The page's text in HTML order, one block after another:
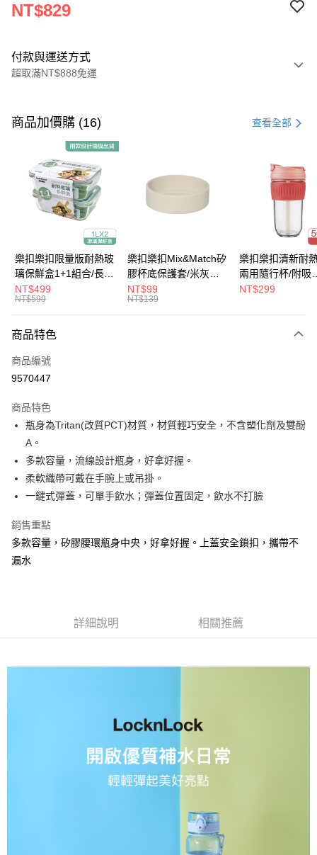
NT$829
付款與運送方式
超取滿NT$888免運
信用卡一次付款
Apple Pay
街口支付
大哥付你分期
相關說明
【大哥付你分期使用說明】
1.本服務由台灣大哥大提供，台灣大哥大用戶可立即使用無須另外申請。
成交易。
4.訂單成立30分鐘內，如未前往確認交易或遇審核未通過，訂單將自動取
消。如遇「轉專審核」未通過狀況，表示未達大哥付你分期系統評分，恕無
1.分期款項不併入電信帳單，「大哥付你分期」於每月結算日後寄送繳費提
醒簡訊。
2.透過簡訊連結打開帳單後，可選擇「超商條碼／台灣大直營門市／銀行轉
【注意事項】
1.本服務係由「台灣大哥大股份有限公司」（以下簡稱本公司）所提供，讓
用戶於交易時，得透過本服務購買商品或服務，並由商店將買賣／分期付款
2.基於同意付款使用「大哥付你分期」之契約關係目的，商店將以您的個人
資料（包含姓名、電話或地址）提供予台灣大哥大進項蒐集、處理及利用，
3.完整用戶服務條款，請詳閱以下連結：
ATM付款
運送方式
付款後全家取貨
每筆NT$80，滿NT$888(含以上)免運費
每筆NT$80，滿NT$888(含以上)免運費
宅配
每筆NT$120，滿NT$1,000(含以上)免運費
商品加價購 (16) 查看全部
樂扣樂扣限量版耐熱玻
璃保鮮盒1+1組合/長方
形/1L(LLG445KKSP2-
01)
NT$499
NT$599
樂扣樂扣Mix&Match矽
膠杯底保護套/米灰
(BOTTOM-
LHC4343BEG)
NT$99
NT$139
樂扣樂扣清新耐
兩用隨行杯/附吸
管/500ml/粉
NT$299
商品特色
商品編號
9570447
商品特色
瓶身為Tritan(改質PCT)材質，材質輕巧安全，不含塑化劑及雙酚
A。
多款容量，流線設計瓶身，好拿好握。
柔軟織帶可戴在手腕上或吊掛。
一鍵式彈蓋，可單手飲水；彈蓋位置固定，飲水不打臉
銷售重點
多款容量，矽膠腰環瓶身中央，好拿好握。上蓋安全鎖扣，攜帶不
漏水
詳細說明 相關推薦